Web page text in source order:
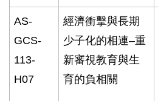
AS-
GCS-
113-
H07
經濟衝擊與長期
少子化的相連–重
新審視教育與生
育的負相關